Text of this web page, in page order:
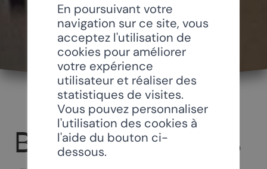
BOILLAT ET FILS
En poursuivant votre
navigation sur ce site, vous
acceptez l'utilisation de
cookies pour améliorer
votre expérience
utilisateur et réaliser des
statistiques de visites.
Vous pouvez personnaliser
l'utilisation des cookies à
l'aide du bouton ci-
dessous.